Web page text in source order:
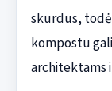
skurdus,
kompostu
architektams